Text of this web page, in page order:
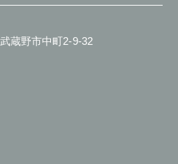
蔵野市中町2-9-32